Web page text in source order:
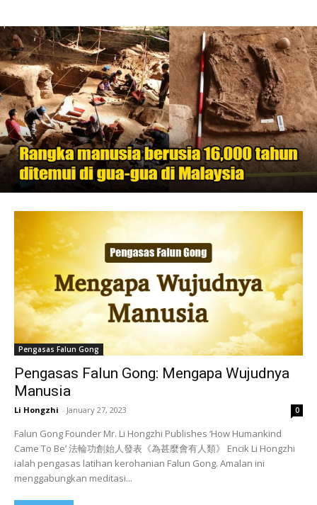
Pengasas Falun Gong
Pengasas Falun Gong: Mengapa Wujudnya
Manusia
Li Hongzhi - January 27, 2023 0
Falun Gong Founder Mr. Li Hongzhi Publishes ‘How Humankind
Came To Be’ 法輪功創始人發表《為甚麼會有人類》 Encik Li Hongzhi
ialah pengasas latihan kerohanian Falun Gong. Amalan ini
menggabungkan meditasi...